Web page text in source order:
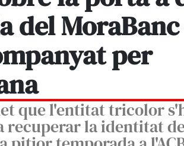
del MoraBanc
per
que l'entitat tricolor
recuperar la identitat